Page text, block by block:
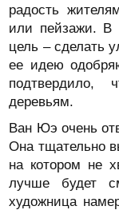
радость
или пейзажи. В
цель – сделать
ее идею
подтвердило,
деревьям.
Ван Юэ очень
Она тщательно
на котором не
лучше будет
художница